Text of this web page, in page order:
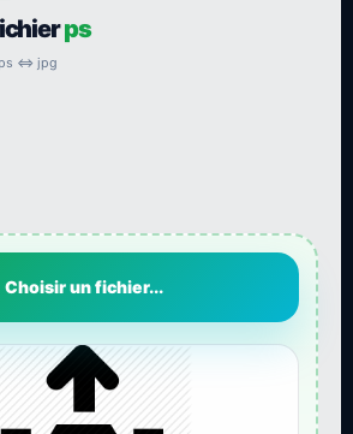
ps
ps ⇔ jpg
Choisir un fichier...